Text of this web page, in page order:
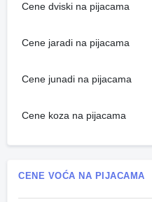
Cene dviski na pijacama
Cene jaradi na pijacama
Cene junadi na pijacama
Cene koza na pijacama
CENE VOĆA NA PIJACAMA